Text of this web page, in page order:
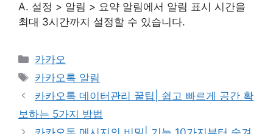
A. 설정 > 알림 > 요약 알림에서 알림 표시 시간을
최대 3시간까지 설정할 수 있습니다.
카
테
리
카카오
태
그
카카오톡 알림
카카오톡 데이터관리 꿀팁| 쉽고 빠르게 공간 확
보하는 5가지 방법